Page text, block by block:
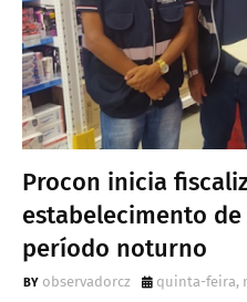
Procon inicia
estabelecimento de
período noturno
observadorcz
quinta-feira,